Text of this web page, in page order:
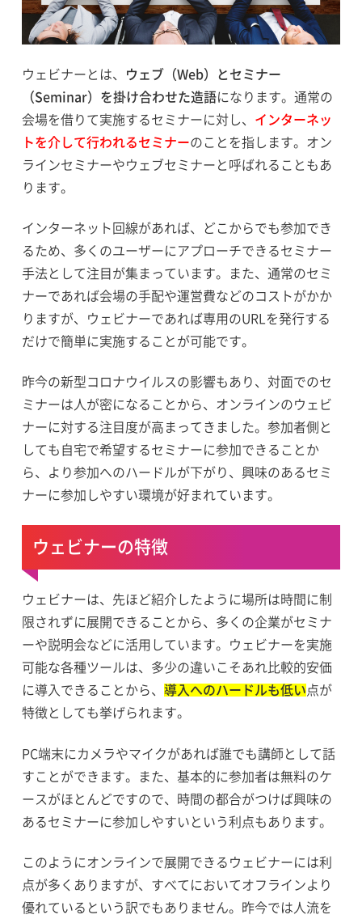
ウェビナーとは、
ウェブ（Web）とセミナー
（Seminar）を掛け合わせた造語になります。通常の
会場を借りて実施するセミナーに対し、 インターネッ
トを介して行われるセミナーのことを指します。オン
ラインセミナーやウェブセミナーと呼ばれることもあ
ります。
インターネット回線があれば、どこからでも参加でき
るため、多くのユーザーにアプローチできるセミナー
手法として注目が集まっています。また、通常のセミ
ナーであれば会場の手配や運営費などのコストがかか
りますが、ウェビナーであれば専用のURLを発行する
だけで簡単に実施することが可能です。
昨今の新型コロナウイルスの影響もあり、対面でのセ
ミナーは人が密になることから、オンラインのウェビ
ナーに対する注目度が高まってきました。参加者側と
しても自宅で希望するセミナーに参加できることか
ら、より参加へのハードルが下がり、興味のあるセミ
ナーに参加しやすい環境が好まれています。
ウェビナーの特徴
ウェビナーは、先ほど紹介したように場所は時間に制
限されずに展開できることから、多くの企業がセミナ
ーや説明会などに活用しています。ウェビナーを実施
可能な各種ツールは、多少の違いこそあれ比較的安価
に導入できることから、 導入へのハードルも低い点が
特徴としても挙げられます。
PC端末にカメラやマイクがあれば誰でも講師として話
すことができます。また、基本的に参加者は無料のケ
ースがほとんどですので、時間の都合がつけば興味の
あるセミナーに参加しやすいという利点もあります。
このようにオンラインで展開できるウェビナーには利
点が多くありますが、すべてにおいてオフラインより
優れているという訳でもありません。昨今では人流を